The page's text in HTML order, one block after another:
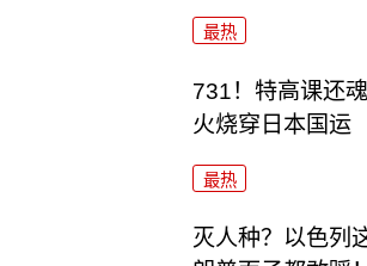
最热
731！特高课还
火烧穿日本国运
最热
灭人种？以色列